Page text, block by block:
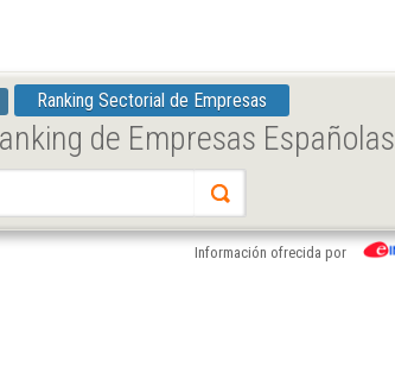
Ranking Sectorial de Empresas
de Empresas Españolas
Información ofrecida por